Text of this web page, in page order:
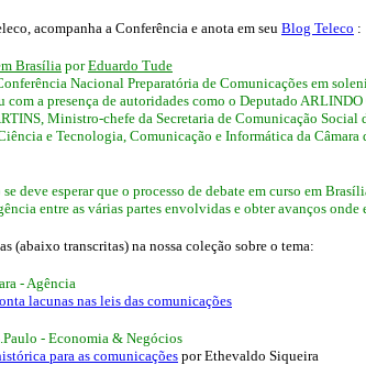
acompanha a Conferência e anota em seu Blog Teleco :
Brasília porEduardo Tude
Nacional Preparatória de Comunicações em
com a presença de autoridades como o Deputado
Ministro-chefe da Secretaria de Comunicação
e Tecnologia, Comunicação e Informática da
se deve esperar que o processo de debate em curso em
entre as várias partes envolvidas e obter avanços
(abaixo transcritas) na nossa coleção sobre o tema:
- Agência
lacunas nas leis das comunicações
- Economia & Negócios
para as comunicações por Ethevaldo Siqueira